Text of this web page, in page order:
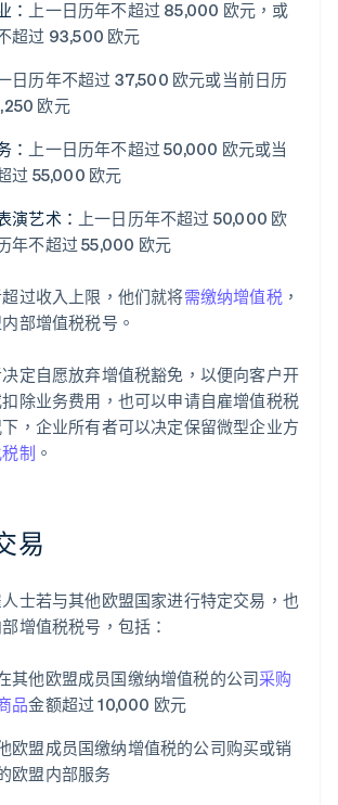
： 上一日历年不超过 85,000 欧元，或
超过 93,500 欧元
日历年不超过 37,500 欧元或当前日历
欧元
： 上一日历年不超过 50,000 欧元或当
过 55,000 欧元
演艺术： 上一日历年不超过 50,000 欧
年不超过 55,000 欧元
过收入上限，他们就将需缴纳增值税，
部增值税税号。
定自愿放弃增值税豁免，以便向客户开
除业务费用，也可以申请自雇增值税税
，企业所有者可以决定保留微型企业方
制 。
易
士若与其他欧盟国家进行特定交易，也
增值税税号，包括：
其他欧盟成员国缴纳增值税的公司采购
品金额超过 10,000 欧元
欧盟成员国缴纳增值税的公司购买或销
欧盟内部服务